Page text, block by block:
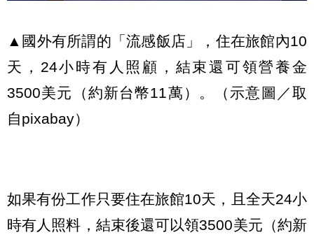
▲國外有所謂的「流感飯店」，住在旅館內10
天，24小時有人照顧，結束還可領營養金
3500美元（約新台幣11萬）。（示意圖／取
自pixabay）
如果有份工作只要住在旅館10天，且全天24小
時有人照料，結束後還可以領3500美元（約新